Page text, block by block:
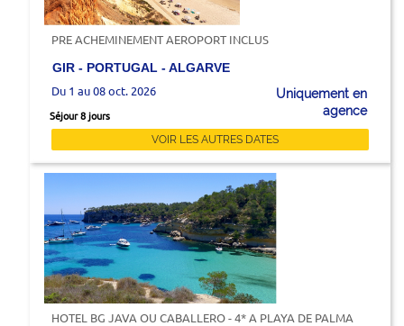
PRE ACHEMINEMENT AEROPORT INCLUS
GIR - PORTUGAL - ALGARVE
Du 1 au 08 oct. 2026
Séjour 8 jours
Uniquement en
agence
VOIR LES AUTRES DATES
HOTEL BG JAVA OU CABALLERO - 4* A PLAYA DE PALMA